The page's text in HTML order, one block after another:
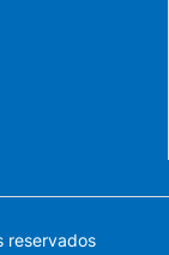
reservados